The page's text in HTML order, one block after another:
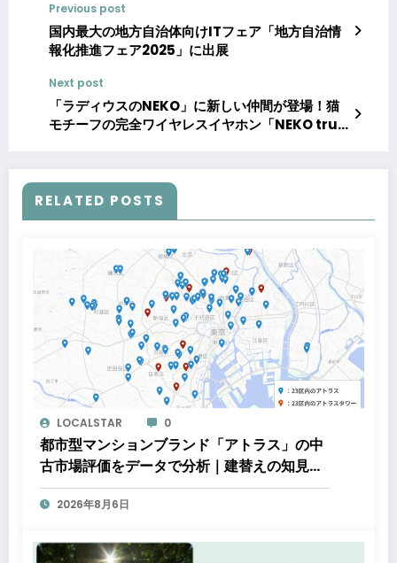
Previous post
国内最大の地方自治体向けITフェア「地方自治情
報化推進フェア2025」に出展
Next post
「ラディウスのNEKO」に新しい仲間が登場！猫
モチーフの完全ワイヤレスイヤホン「NEKO true
RELATED POSTS
LOCALSTAR 0
都市型マンションブランド「アトラス」の中
古市場評価をデータで分析｜建替えの知見、
都心好立地、開発思想が支えるブランド価値
2026年8月6日